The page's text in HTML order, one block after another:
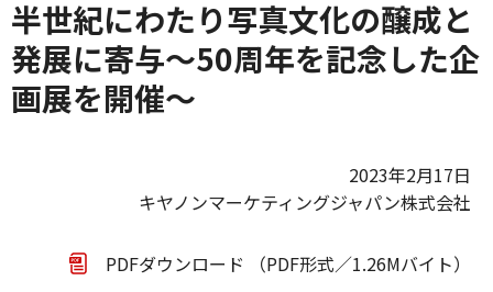
半世紀にわたり写真文化の醸成と
発展に寄与～50周年を記念した企
画展を開催～
2023年2月17日
キヤノンマーケティングジャパン株式会社
PDFダウンロード （PDF形式／1.26Mバイト）